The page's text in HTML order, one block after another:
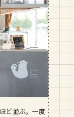
ど並ぶ。一度